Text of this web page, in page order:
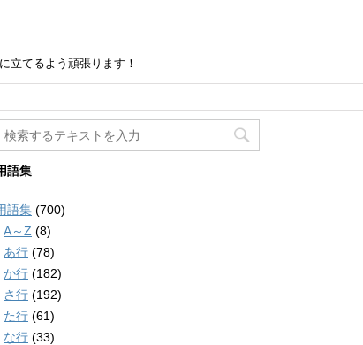
立てるよう頑張ります！
語集
語集 (700)
A～Z (8)
あ行 (78)
か行 (182)
さ行 (192)
た行 (61)
な行 (33)